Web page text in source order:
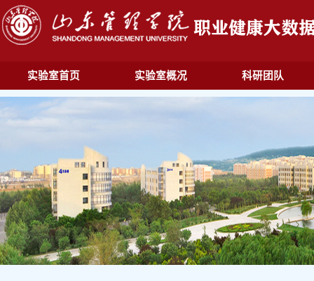
实验室首页 实验室概况 科研团队